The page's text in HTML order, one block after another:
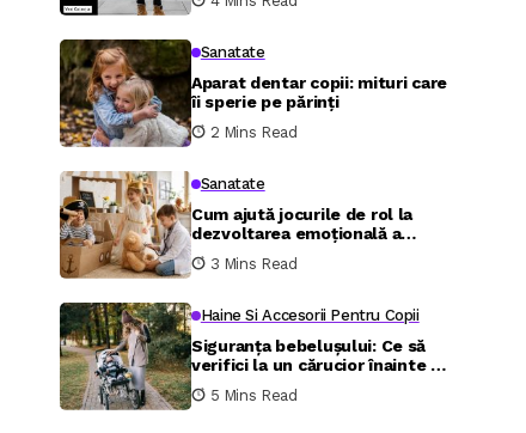
Sanatate
Aparat dentar copii: mituri care
îi sperie pe părinți
2 Mins Read
Sanatate
Cum ajută jocurile de rol la
dezvoltarea emoțională a
copilului între 4 și 8 ani
3 Mins Read
Haine Si Accesorii Pentru Copii
Siguranța bebelușului: Ce să
verifici la un cărucior înainte de
cumpărare
5 Mins Read